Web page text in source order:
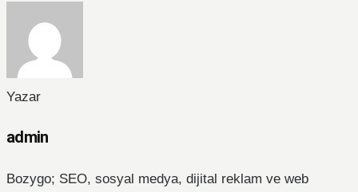
Yazar
admin
Bozygo; SEO, sosyal medya, dijital reklam ve web